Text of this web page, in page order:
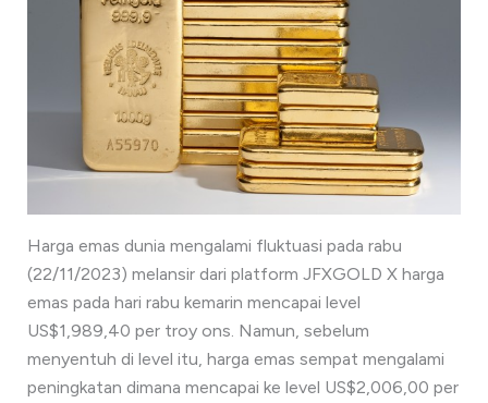
Harga emas dunia mengalami fluktuasi pada rabu
(22/11/2023) melansir dari platform JFXGOLD X harga
emas pada hari rabu kemarin mencapai level
US$1,989,40 per troy ons. Namun, sebelum
menyentuh di level itu, harga emas sempat mengalami
peningkatan dimana mencapai ke level US$2,006,00 per